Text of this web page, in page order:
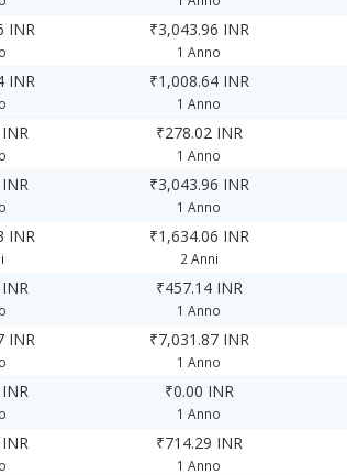
INR ₹3,043.96 INR
1 Anno
INR ₹1,008.64 INR
1 Anno
₹278.02 INR
1 Anno
₹3,043.96 INR
1 Anno
INR ₹1,634.06 INR
2 Anni
₹457.14 INR
1 Anno
INR ₹7,031.87 INR
1 Anno
₹0.00 INR
1 Anno
₹714.29 INR
1 Anno